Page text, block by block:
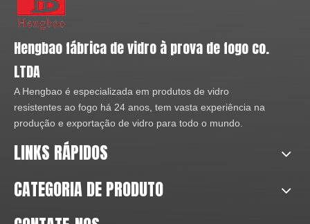
outros países e regiões. O desenvolvimento da nossa
empresa vem do reconhecimento do cliente.
Com alta qualidade e preço razoável, HENGBAO é
usado em muitos edifícios importantes e nossos projetos
estão espalhados por muitas províncias, como Pequim,
Shangdong, Guangxi, etc.
Partição
Divisória de vidro resistente ao fogo
Parede divisória não resistente
Notícias relacionadas